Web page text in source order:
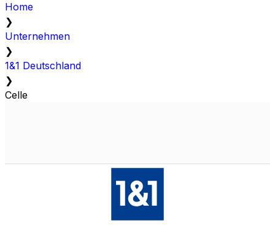
Home
❯
Unternehmen
❯
1&1 Deutschland
❯
Celle